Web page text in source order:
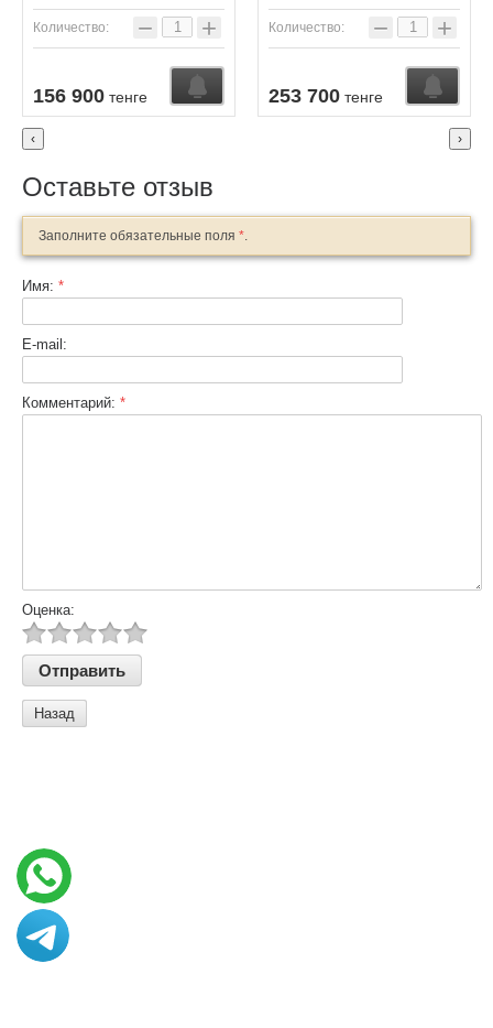
Количество: − +
156 900 тенге
Количество: − +
253 700 тенге
Узнать о поступлении Узнать о поступлении
‹ ›
Оставьте отзыв
Заполните обязательные поля *
Имя: *
E-mail:
Комментарий: *
Оценка:
Назад